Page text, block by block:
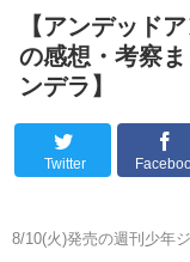
【アンデッド
の感想・考察
ンデラ】
Twitter
8/10(火)発売の週刊少年